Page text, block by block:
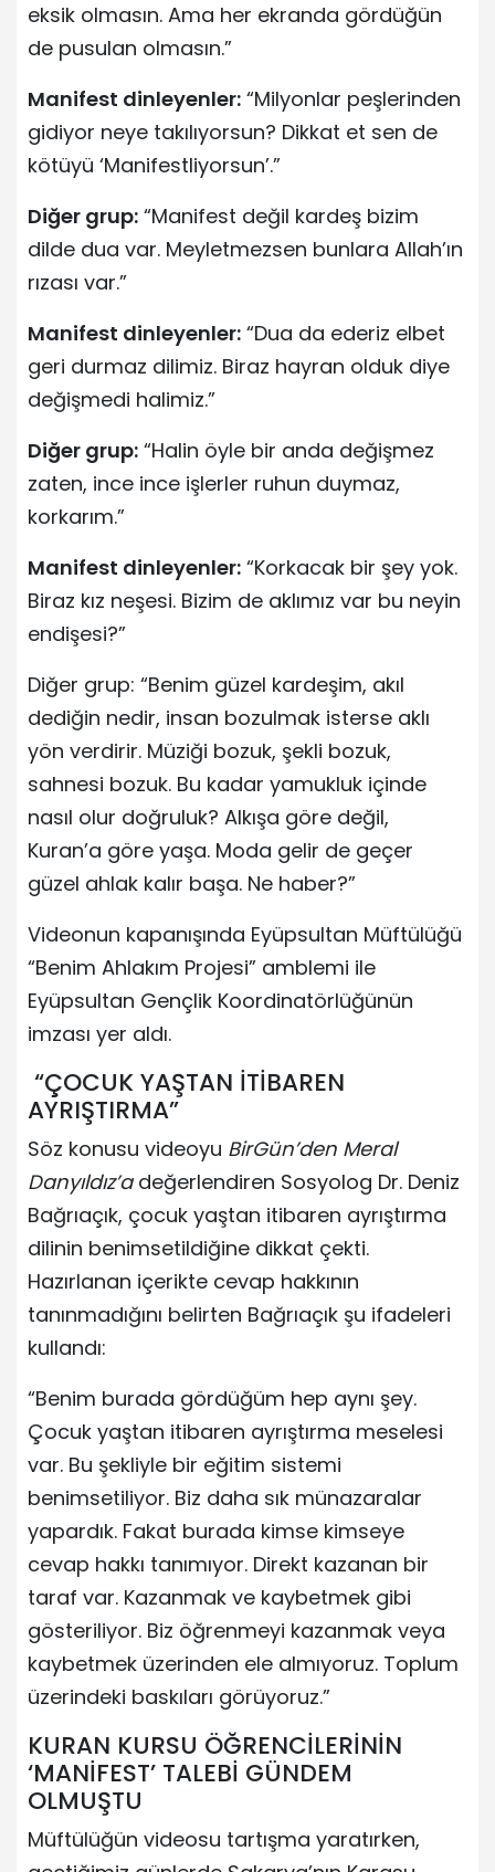
eksik olmasın. Ama her ekranda gördüğün
de pusulan olmasın.”
Manifest dinleyenler: “Milyonlar peşlerinden
gidiyor neye takılıyorsun? Dikkat et sen de
kötüyü ‘Manifestliyorsun’.”
Diğer grup: “Manifest değil kardeş bizim
dilde dua var. Meyletmezsen bunlara Allah’ın
rızası var.”
Manifest dinleyenler: “Dua da ederiz elbet
geri durmaz dilimiz. Biraz hayran olduk diye
değişmedi halimiz.”
Diğer grup: “Halin öyle bir anda değişmez
zaten, ince ince işlerler ruhun duymaz,
korkarım.”
Manifest dinleyenler: “Korkacak bir şey yok.
Biraz kız neşesi. Bizim de aklımız var bu neyin
endişesi?”
Diğer grup: “Benim güzel kardeşim, akıl
dediğin nedir, insan bozulmak isterse aklı
yön verdirir. Müziği bozuk, şekli bozuk,
sahnesi bozuk. Bu kadar yamukluk içinde
nasıl olur doğruluk? Alkışa göre değil,
Kuran’a göre yaşa. Moda gelir de geçer
güzel ahlak kalır başa. Ne haber?”
Videonun kapanışında Eyüpsultan Müftülüğü
“Benim Ahlakım Projesi” amblemi ile
Eyüpsultan Gençlik Koordinatörlüğünün
imzası yer aldı.
“ÇOCUK YAŞTAN İTİBAREN
AYRIŞTIRMA”
Söz konusu videoyu BirGün’den Meral
Danyıldız’adeğerlendiren Sosyolog Dr. Deniz
Bağrıaçık, çocuk yaştan itibaren ayrıştırma
dilinin benimsetildiğine dikkat çekti.
Hazırlanan içerikte cevap hakkının
tanınmadığını belirten Bağrıaçık şu ifadeleri
kullandı:
“Benim burada gördüğüm hep aynı şey.
Çocuk yaştan itibaren ayrıştırma meselesi
var. Bu şekliyle bir eğitim sistemi
benimsetiliyor. Biz daha sık münazaralar
yapardık. Fakat burada kimse kimseye
cevap hakkı tanımıyor. Direkt kazanan bir
taraf var. Kazanmak ve kaybetmek gibi
gösteriliyor. Biz öğrenmeyi kazanmak veya
kaybetmek üzerinden ele almıyoruz. Toplum
üzerindeki baskıları görüyoruz.”
KURAN KURSU ÖĞRENCİLERİNİN
‘MANİFEST’ TALEBİ GÜNDEM
OLMUŞTU
Müftülüğün videosu tartışma yaratırken,